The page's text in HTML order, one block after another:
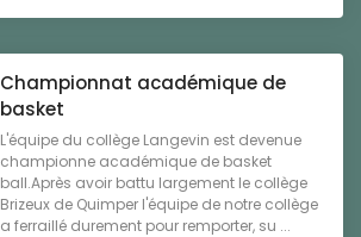
Championnat académique de
basket
L'équipe du collège Langevin est devenue
championne académique de basket
ball.Après avoir battu largement le collège
Brizeux de Quimper l'équipe de notre collège
a ferraillé durement pour remporter, su ...